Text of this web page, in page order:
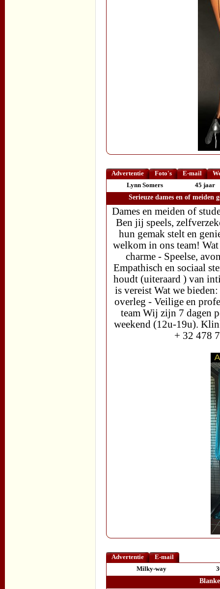
Advertentie Foto's E-mail
Lynn Somers
45 jaar
Serieuze dames en of meiden
Dames en meiden of
Ben jij speels,
hun gemak stelt en
welkom in ons team!
charme - Speelse,
Empathisch en sociaal
houdt (uiteraard ) van
is vereist Wat we
overleg - Veilige en
team Wij zijn 7 dagen
weekend (12u-19u).
+ 32 478
Advertentie
E-mail
Milky-way